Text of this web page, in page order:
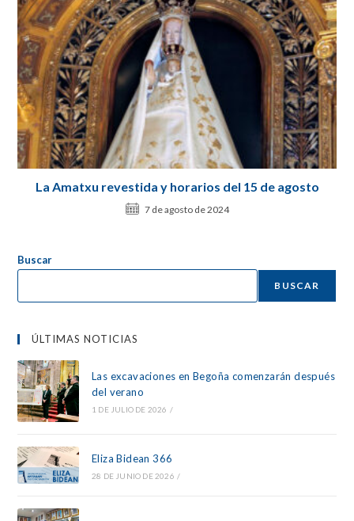
La Amatxu revestida y horarios del 15 de agosto
7 de agosto de 2024
Buscar
BUSCAR
ÚLTIMAS NOTICIAS
Las excavaciones en Begoña comenzarán después
del verano
1 DE JULIO DE 2026 /
Eliza Bidean 366
28 DE JUNIO DE 2026 /